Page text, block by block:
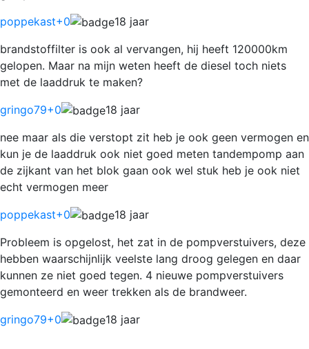
poppekast+0
18 jaar
brandstoffilter is ook al vervangen, hij heeft 120000km
gelopen. Maar na mijn weten heeft de diesel toch niets
met de laaddruk te maken?
gringo79+0
18 jaar
nee maar als die verstopt zit heb je ook geen vermogen en
kun je de laaddruk ook niet goed meten tandempomp aan
de zijkant van het blok gaan ook wel stuk heb je ook niet
echt vermogen meer
poppekast+0
18 jaar
Probleem is opgelost, het zat in de pompverstuivers, deze
hebben waarschijnlijk veelste lang droog gelegen en daar
kunnen ze niet goed tegen. 4 nieuwe pompverstuivers
gemonteerd en weer trekken als de brandweer.
gringo79+0 18 jaar